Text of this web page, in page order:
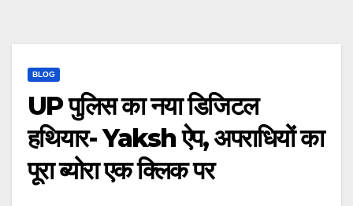
BLOG
UP पुलिस का नया डिजिटल
हथियार- Yaksh ऐप, अपराधियों का
पूरा ब्योरा एक क्लिक पर